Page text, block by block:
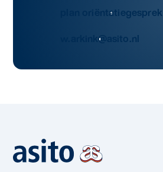
plan oriëntatiegesprek
w.arkink@asito.nl